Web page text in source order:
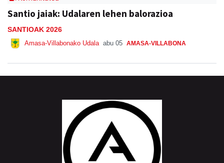
Santio jaiak: Udalaren lehen balorazioa
SANTIOAK 2026
Amasa-Villabonako Udala abu 05 AMASA-VILLABONA